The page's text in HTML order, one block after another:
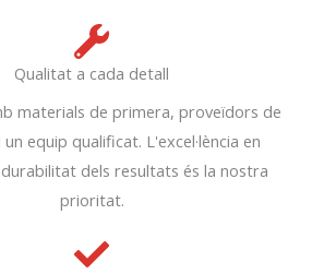
Qualitat a cada detall
materials de primera, proveïdors de
equip qualificat. L'excel·lència en
dels resultats és la nostra
prioritat.